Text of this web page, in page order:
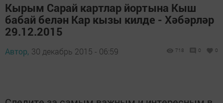
Кырым Сарай картлар йортына Кыш
бабай белән Кар кызы килде - Хәбәрләр
29.12.2015
Автор, 30 декабрь 2015 - 06:59 718 0 0